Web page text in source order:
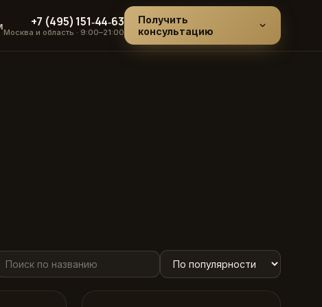
+7 (495) 151‑44‑63
Москва и область · 9:00–21:00
Получить
консультацию